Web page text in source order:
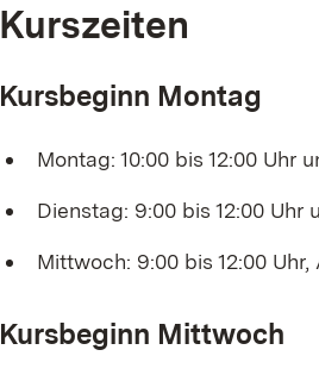
Kurszeiten
Kursbeginn Montag
Montag: 10:00 bis 12:00 Uhr
Dienstag: 9:00 bis 12:00 Uhr
Mittwoch: 9:00 bis 12:00
Kursbeginn Mittwoch